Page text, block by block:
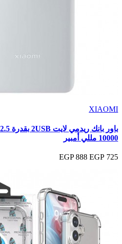
XIAOMI
10000 مللي أمبير
725 EGP
888 EGP